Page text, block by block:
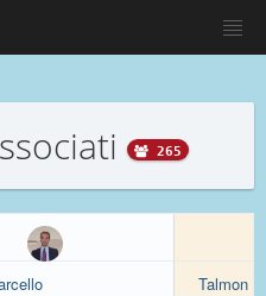
265
Talmon